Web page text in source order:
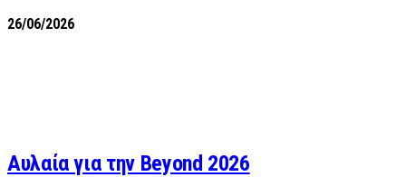
26/06/2026
Αυλαία για την Beyond 2026